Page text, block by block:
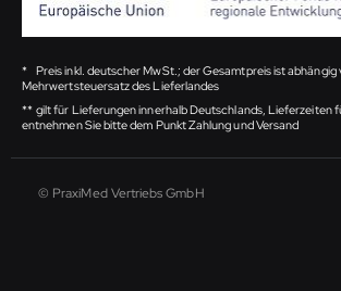
* Preis inkl. deutscher MwSt.; der Gesamtpreis ist abhängig
Mehrwertsteuersatz des Lieferlandes
** gilt für Lieferungen innerhalb Deutschlands, Lieferzeiten
entnehmen Sie bitte dem Punkt Zahlung und Versand
© PraxiMed Vertriebs GmbH